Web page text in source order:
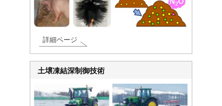
詳細ページ
土壌凍結深制御技術